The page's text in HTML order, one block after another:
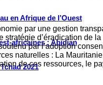
en Afrique de l’Ouest
africaines : Abidjan
2021
par une gestion
stratégie d’éradication de
par l’adoption
naturelles : La
de ces ressources, le